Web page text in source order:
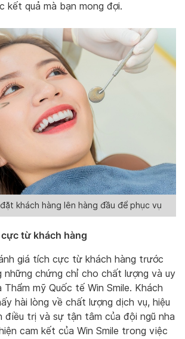
kết quả mà bạn mong đợi.
khách hàng lên hàng đầu để phục vụ
từ khách hàng
giá tích cực từ khách hàng trước
chứng chỉ cho chất lượng và uy
Thẩm mỹ Quốc tế Win Smile. Khách
hài lòng về chất lượng dịch vụ, hiệu
điều trị và sự tận tâm của đội ngũ nha
cam kết của Win Smile trong việc